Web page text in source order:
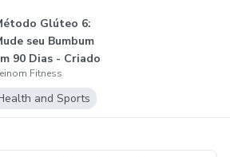
física é destilado em estratégias
para quem não tem tempo a
do próprio corpo.
seus limites. Seja Veinom.
Glúteo 6:
seu Bumbum
90 Dias - Criado
Ray...Fitness
and Sports